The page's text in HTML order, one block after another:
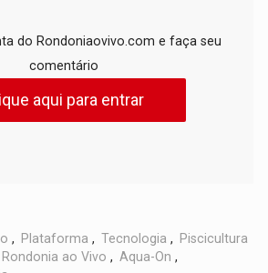
do Rondoniaovivo.com e faça seu
comentário
aqui para entrar
, Plataforma , Tecnologia ,
Piscicultura
Rondonia ao Vivo , Aqua-On ,